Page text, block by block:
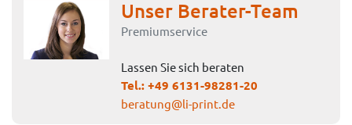
Unser Berater-Team
Premiumservice
Lassen Sie sich beraten
Tel.:+49 6131-98281-20
beratung@li-print.de